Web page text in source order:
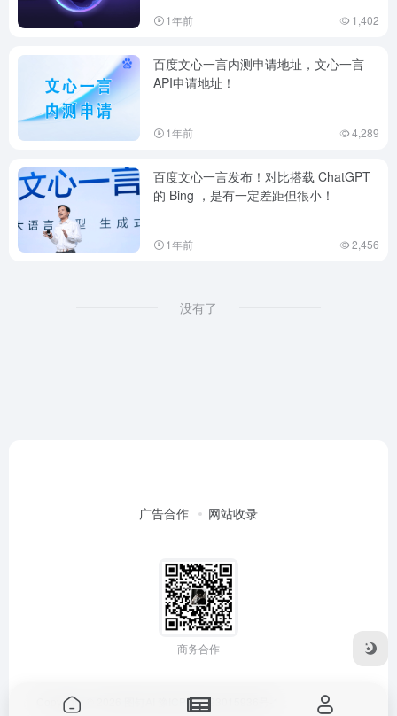
1年前 1,402
百度文心一言内测申请地址，文心一言
API申请地址！
1年前 4,289
百度文心一言发布！对比搭载 ChatGPT
的 Bing ，是有一定差距但很小！
1年前 2,456
没有了
广告合作 网站收录
商务合作
Copyright © 2026 豫ICP备2023015936号-1